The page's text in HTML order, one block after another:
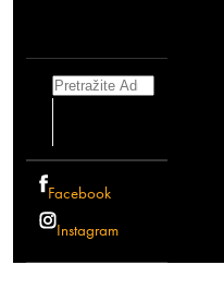
Search
Facebook
Instagram